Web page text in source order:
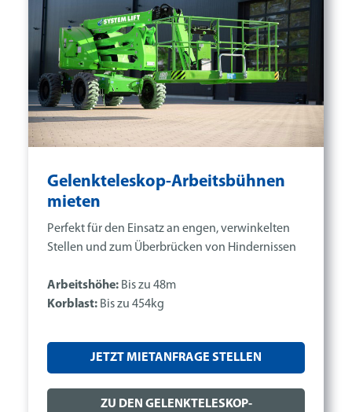
Gelenkteleskop-Arbeitsbühnen
mieten
Perfekt für den Einsatz an engen, verwinkelten
Stellen und zum Überbrücken von Hindernissen
Arbeitshöhe: Bis zu 48m
Korblast: Bis zu 454kg
JETZT MIETANFRAGE STELLEN
ZU DEN GELENKTELESKOP-